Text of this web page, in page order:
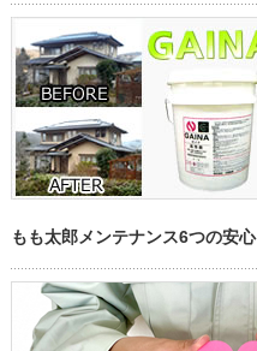
もも太郎メンテナンス6つの安心